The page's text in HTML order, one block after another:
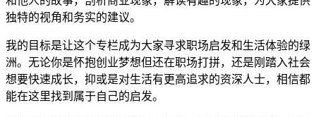
独特的视角和务实的建议。
我的目标是让这个专栏成为大家寻求职场启发和生活体验的绿
洲。无论你是怀抱创业梦想但还在职场打拼，还是刚踏入社会
想要快速成长，抑或是对生活有更高追求的资深人士，相信都
能在这里找到属于自己的启发。